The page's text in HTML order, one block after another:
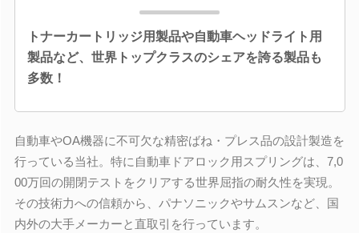
トナーカートリッジ用製品や自動車ヘッドライト用
製品など、世界トップクラスのシェアを誇る製品も
多数！
自動車やOA機器に不可欠な精密ばね・プレス品の設計製造を
行っている当社。特に自動車ドアロック用スプリングは、7,0
00万回の開閉テストをクリアする世界屈指の耐久性を実現。
その技術力への信頼から、パナソニックやサムスンなど、国
内外の大手メーカーと直取引を行っています。